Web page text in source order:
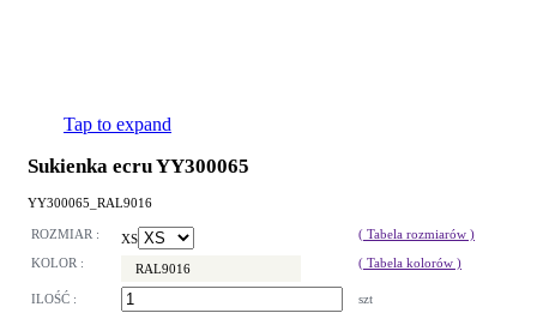
Tap to expand
Sukienka ecru YY300065
YY300065_RAL9016
ROZMIAR : XS
( Tabela rozmiarów )
KOLOR :
RAL9016 ( Tabela kolorów )
ILOŚĆ : szt